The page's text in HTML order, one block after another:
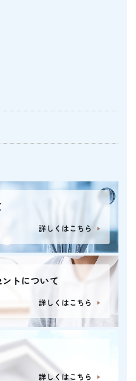
詳しくはこちら
トについて
詳しくはこちら
詳しくはこちら